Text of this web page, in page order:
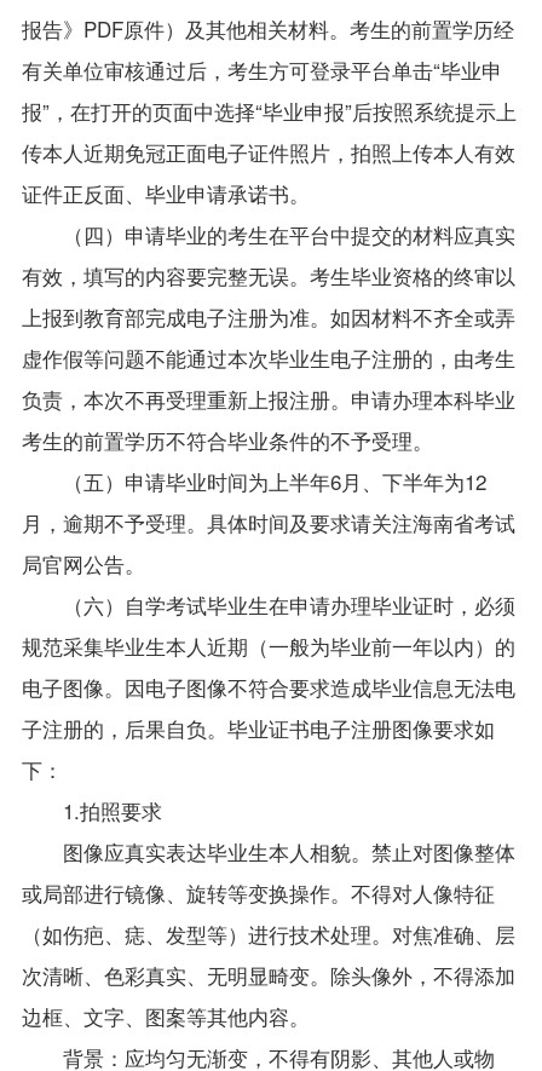
报告》PDF原件）及其他相关材料。考生的前置学历经
有关单位审核通过后，考生方可登录平台单击“毕业申
报”，在打开的页面中选择“毕业申报”后按照系统提示上
传本人近期免冠正面电子证件照片，拍照上传本人有效
证件正反面、毕业申请承诺书。
（四）申请毕业的考生在平台中提交的材料应真实
有效，填写的内容要完整无误。考生毕业资格的终审以
上报到教育部完成电子注册为准。如因材料不齐全或弄
虚作假等问题不能通过本次毕业生电子注册的，由考生
负责，本次不再受理重新上报注册。申请办理本科毕业
考生的前置学历不符合毕业条件的不予受理。
（五）申请毕业时间为上半年6月、下半年为12
月，逾期不予受理。具体时间及要求请关注海南省考试
局官网公告。
（六）自学考试毕业生在申请办理毕业证时，必须
规范采集毕业生本人近期（一般为毕业前一年以内）的
电子图像。因电子图像不符合要求造成毕业信息无法电
子注册的，后果自负。毕业证书电子注册图像要求如
下：
1.拍照要求
图像应真实表达毕业生本人相貌。禁止对图像整体
或局部进行镜像、旋转等变换操作。不得对人像特征
（如伤疤、痣、发型等）进行技术处理。对焦准确、层
次清晰、色彩真实、无明显畸变。除头像外，不得添加
边框、文字、图案等其他内容。
背景：应均匀无渐变，不得有阴影、其他人或物